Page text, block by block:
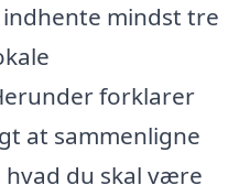
mindst tre
forklarer
at sammenligne
du skal være